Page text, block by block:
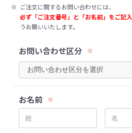
※ ご注文に関するお問い合わせには、
必ず「ご注文番号」と「お名前」をご記入
うお願いいたします。
お問い合わせ区分 ※
お名前 ※